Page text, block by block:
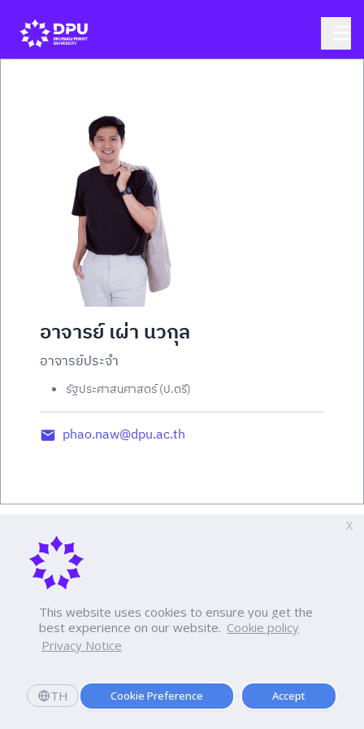
This website uses cookies to ensure you get the
best experience on our website. Cookie policy
Privacy Notice
TH Cookie Preference Accept
X
อาจารย์ เผ่า นวกุล
อาจารย์ประจำ
รัฐประศาสนศาสตร์ (ป.ตรี)
phao.naw@dpu.ac.th